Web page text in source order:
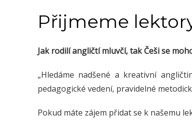
Přijmeme
Jak rodilí angličtí mluvčí, tak Češi se
„Hledáme nadšené a kreativní
pedagogické vedení, pravidelné
Pokud máte zájem přidat se k našemu